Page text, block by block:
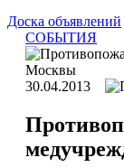
Доска объявлений
СОБЫТИЯ
30.04.2013